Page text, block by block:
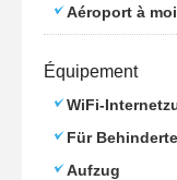
Aéroport à
Équipement
WiFi-
Für
Aufzug